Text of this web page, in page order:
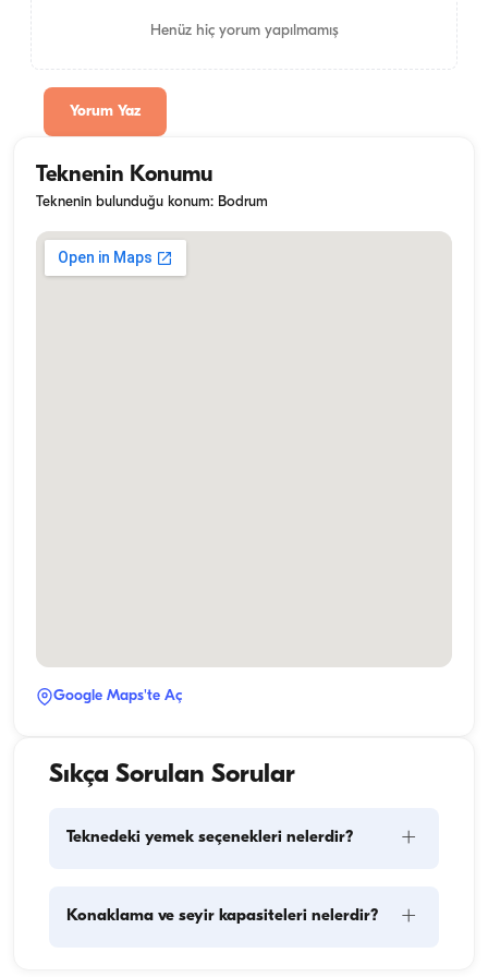
Henüz hiç yorum yapılmamış
Yorum Yaz
Teknenin Konumu
Teknenin bulunduğu konum: Bodrum
Google Maps'te Aç
Sıkça Sorulan Sorular
Teknedeki yemek seçenekleri nelerdir? +
kumanya alışverişi ve yemek hazırlığı. Kumanya
Konaklama ve seyir kapasiteleri nelerdir? +